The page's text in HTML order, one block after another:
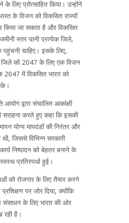
लिए प्रोत्साहित किया। उन्होंने
के विजन को विकसित राज्यों
किया जा सकता है और विकसित
स्तर यानी प्रत्येक जिले,
चाहिए। इसके लिए,
को 2047 के लिए एक विजन
2047 में विकसित भारत को
आयोग द्वारा संचालित आकांक्षी
सराहना करते हुए कहा कि इसकी
योग्य मापदंडों की निरंतर और
जिससे विभिन्न सरकारी
निष्पादन को बेहतर बनाने के
प्रतिस्पर्धा हुई।
को रोजगार के लिए तैयार करने
पर जोर दिया, क्योंकि
संसाधन के लिए भारत की ओर
है।